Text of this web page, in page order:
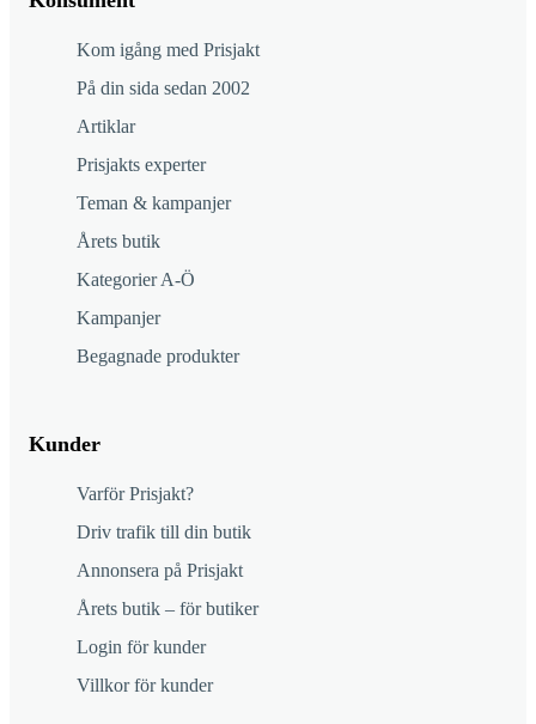
Kom igång med Prisjakt
På din sida sedan 2002
Artiklar
Prisjakts experter
Teman & kampanjer
Årets butik
Kategorier A-Ö
Kampanjer
Begagnade produkter
Kunder
Varför Prisjakt?
Driv trafik till din butik
Annonsera på Prisjakt
Årets butik – för butiker
Login för kunder
Villkor för kunder